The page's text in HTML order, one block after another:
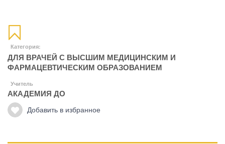
Категория:
ДЛЯ ВРАЧЕЙ С ВЫСШИМ МЕДИЦИНСКИМ И
ФАРМАЦЕВТИЧЕСКИМ ОБРАЗОВАНИЕМ
Учитель
АКАДЕМИЯ ДО
Добавить в избранное